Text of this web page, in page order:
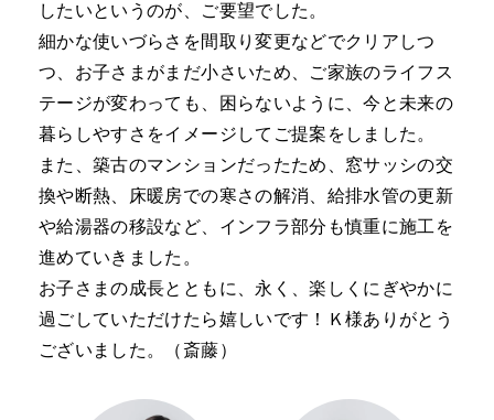
したいというのが、ご要望でした。
細かな使いづらさを間取り変更などでクリアしつ
つ、お子さまがまだ小さいため、ご家族のライフス
テージが変わっても、困らないように、今と未来の
暮らしやすさをイメージしてご提案をしました。
また、築古のマンションだったため、窓サッシの交
換や断熱、床暖房での寒さの解消、給排水管の更新
や給湯器の移設など、インフラ部分も慎重に施工を
進めていきました。
お子さまの成長とともに、永く、楽しくにぎやかに
過ごしていただけたら嬉しいです！Ｋ様ありがとう
ございました。（斎藤）